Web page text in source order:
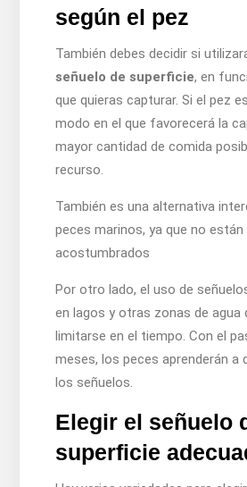
según el pez
También debes decidir si
señuelo de superficie, en
que quieras capturar. Si el pez
modo en el que favorecerá la
mayor cantidad de comida
recurso.
También es una alternativa
peces marinos, ya que no están
acostumbrados
Por otro lado, el uso de
en lagos y otras zonas de agua
limitarse en el tiempo. Con el
meses, los peces aprenderán a
los señuelos.
Elegir el señuelo
superficie